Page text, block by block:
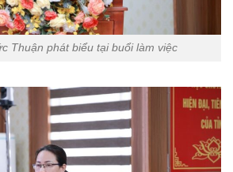
Thuận phát biểu tại buổi làm việc